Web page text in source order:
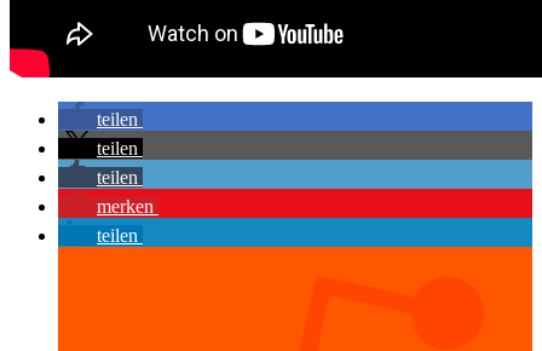
teilen
teilen
teilen
merken
teilen